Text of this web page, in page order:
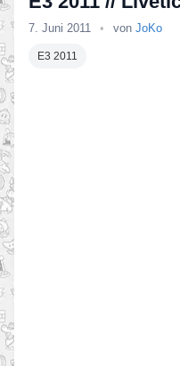
7. Juni 2011 • von JoKo
E3 2011